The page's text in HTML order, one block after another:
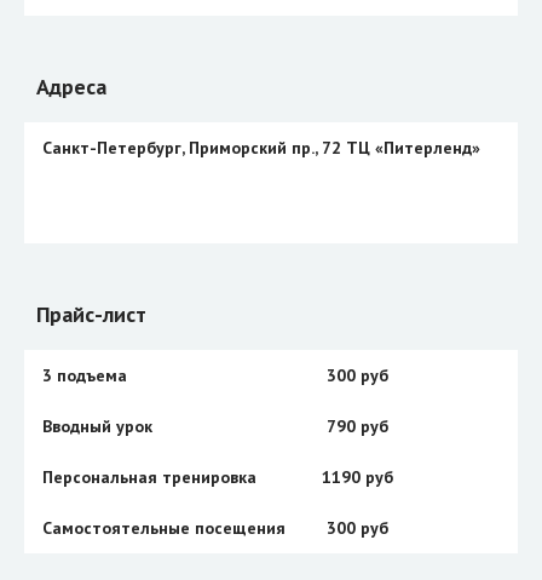
Адреса
Санкт-Петербург, Приморский пр., 72 ТЦ «Питерленд»
Прайс-лист
3 подъема 300 руб
Вводный урок 790 руб
Персональная тренировка 1190 руб
Самостоятельные посещения 300 руб